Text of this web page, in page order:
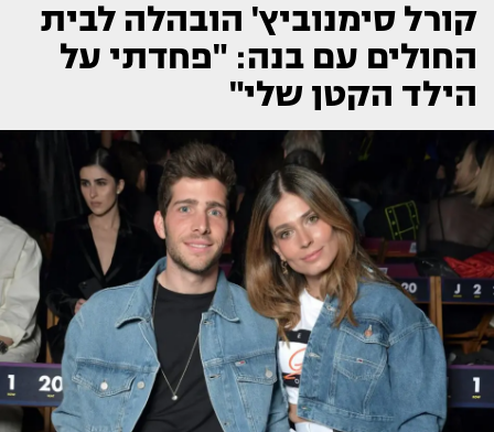
קורל סימנוביץ' הובהלה לבית
החולים עם בנה: "פחדתי על
הילד הקטן שלי"